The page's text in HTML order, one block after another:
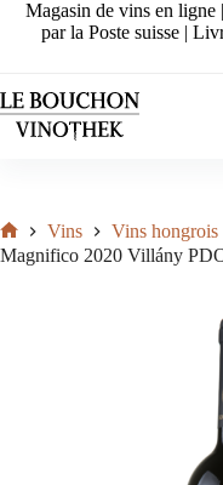
PasserMagasin de vins en ligne
par la Poste suisse |
Accueil
Vins Vins hongrois
Magnifico 2020 Villány